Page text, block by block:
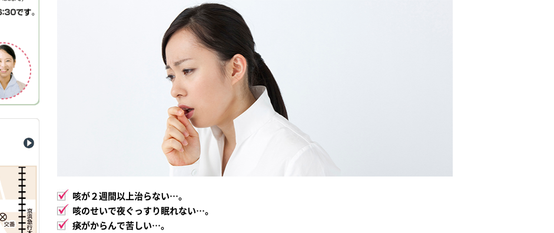
咳が２週間以上治らない…。
咳のせいで夜ぐっすり眠れない…。
痰がからんで苦しい…。